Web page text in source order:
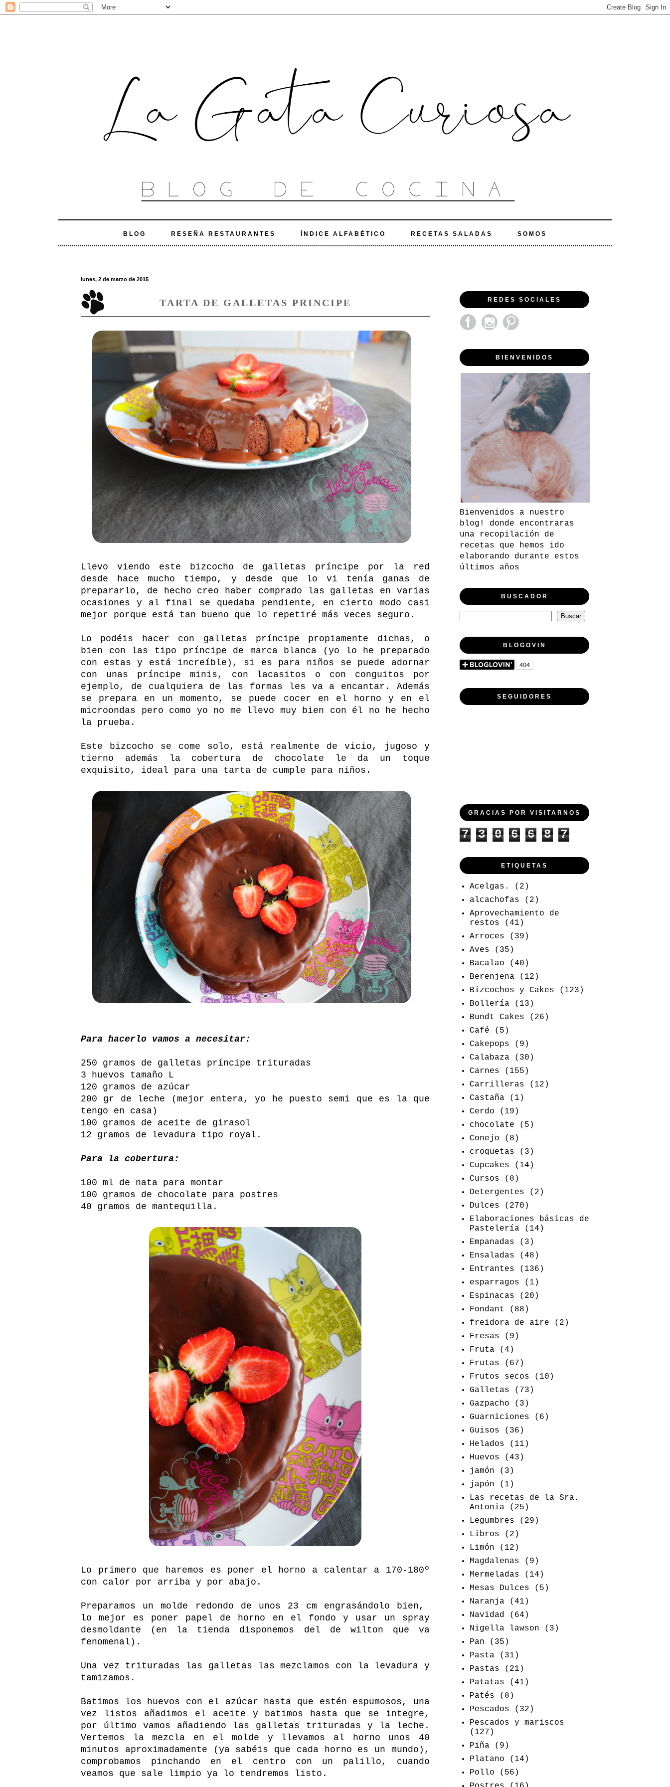
BLOG RESEÑA RESTAURANTES ÍNDICE ALFABÉTICO RECETAS SALADAS SOMOS
lunes, 2 de marzo de 2015
TARTA DE GALLETAS PRINCIPE
Llevo viendo este bizcocho de galletas príncipe por la red
desde hace mucho tiempo, y desde que lo vi tenía ganas de
prepararlo, de hecho creo haber comprado las galletas en varias
ocasiones y al final se quedaba pendiente, en cierto modo casi
mejor porque está tan bueno que lo repetiré más veces seguro.
Lo podéis hacer con galletas príncipe propiamente dichas, o
bien con las tipo príncipe de marca blanca (yo lo he preparado
con estas y está increíble), si es para niños se puede adornar
con unas príncipe minis, con lacasitos o con conguitos por
ejemplo, de cualquiera de las formas les va a encantar. Además
se prepara en un momento, se puede cocer en el horno y en el
microondas pero como yo no me llevo muy bien con él no he hecho
la prueba.
Este bizcocho se come solo, está realmente de vicio, jugoso y
tierno además la cobertura de chocolate le da un toque
exquisito, ideal para una tarta de cumple para niños.
Para hacerlo vamos a necesitar:
250 gramos de galletas príncipe trituradas
3 huevos tamaño L
120 gramos de azúcar
200 gr de leche (mejor entera, yo he puesto semi que es la que
tengo en casa)
100 gramos de aceite de girasol
12 gramos de levadura tipo royal.
Para la cobertura:
100 ml de nata para montar
100 gramos de chocolate para postres
40 gramos de mantequilla.
Lo primero que haremos es poner el horno a calentar a 170-180º
con calor por arriba y por abajo.
Preparamos un molde redondo de unos 23 cm engrasándolo bien,
lo mejor es poner papel de horno en el fondo y usar un spray
desmoldante (en la tienda disponemos del de wilton que va
fenomenal).
Una vez trituradas las galletas las mezclamos con la levadura y
tamizamos.
Batimos los huevos con el azúcar hasta que estén espumosos, una
vez listos añadimos el aceite y batimos hasta que se integre,
por último vamos añadiendo las galletas trituradas y la leche.
Vertemos la mezcla en el molde y llevamos al horno unos 40
minutos aproximadamente (ya sabéis que cada horno es un mundo),
comprobamos pinchando en el centro con un palillo, cuando
veamos que sale limpio ya lo tendremos listo.
REDES SOCIALES
BIENVENIDOS
Bienvenidos a nuestro
blog! donde encontraras
una recopilación de
recetas que hemos ido
elaborando durante estos
últimos años
BUSCADOR
BLOGOVIN
SEGUIDORES
GRACIAS POR VISITARNOS
7 3 0 6 6 8 7
ETIQUETAS
Acelgas.
(2)
alcachofas
(2)
Aprovechamiento de
restos
(41)
Arroces
(39)
Aves
(35)
Bacalao
(40)
Berenjena
(12)
Bizcochos y Cakes
(123)
Bollería
(13)
Bundt Cakes
(26)
Café
(5)
Cakepops
(9)
Calabaza
(30)
Carnes
(155)
Carrilleras
(12)
Castaña
(1)
Cerdo
(19)
chocolate
(5)
Conejo
(8)
croquetas
(3)
Cupcakes
(14)
Cursos
(8)
Detergentes
(2)
Dulces
(270)
Elaboraciones básicas de
Pastelería
(14)
Empanadas
(3)
Ensaladas
(48)
Entrantes
(136)
esparragos
(1)
Espinacas
(20)
Fondant
(88)
freidora de aire
(2)
Fresas
(9)
Fruta
(4)
Frutas
(67)
Frutos secos
(10)
Galletas
(73)
Gazpacho
(3)
Guarniciones
(6)
Guisos
(36)
Helados
(11)
Huevos
(43)
jamón
(3)
japón
(1)
Las recetas de la Sra.
Antonia
(25)
Legumbres
(29)
Libros
(2)
Limón
(12)
Magdalenas
(9)
Mermeladas
(14)
Mesas Dulces
(5)
Naranja
(41)
Navidad
(64)
Nigella lawson
(3)
Pan
(35)
Pasta
(31)
Pastas
(21)
Patatas
(41)
Patés
(8)
Pescados
(32)
Pescados y mariscos
(127)
Piña
(9)
Platano
(14)
Pollo
(56)